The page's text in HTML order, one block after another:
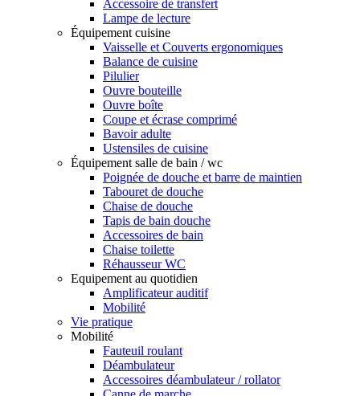
Accessoire de transfert
Lampe de lecture
Équipement cuisine
Vaisselle et Couverts ergonomiques
Balance de cuisine
Pilulier
Ouvre bouteille
Ouvre boîte
Coupe et écrase comprimé
Bavoir adulte
Ustensiles de cuisine
Équipement salle de bain / wc
Poignée de douche et barre de maintien
Tabouret de douche
Chaise de douche
Tapis de bain douche
Accessoires de bain
Chaise toilette
Réhausseur WC
Equipement au quotidien
Amplificateur auditif
Mobilité
Vie pratique
Mobilité
Fauteuil roulant
Déambulateur
Accessoires déambulateur / rollator